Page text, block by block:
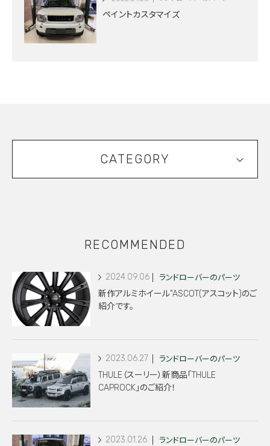
ペイントカスタマイズ
CATEGORY
RECOMMENDED
2024.09.06 ランドローバーのパーツ
新作アルミホイール”ASCOT(アスコット)のご
紹介です。
2023.06.27 ランドローバーのパーツ
THULE（スーリー）新商品「THULE
CAPROCK」のご紹介！
2023.01.26 ランドローバーのパーツ